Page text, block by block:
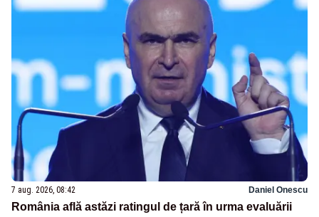
7 aug. 2026, 08:42 Daniel Onescu
România află astăzi ratingul de țară în urma evaluării